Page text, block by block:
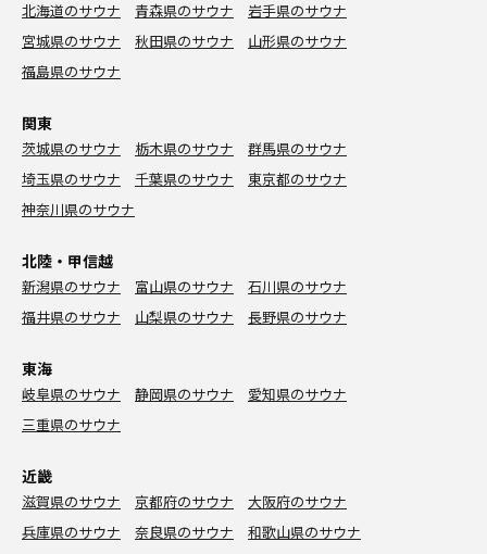
北海道のサウナ 青森県のサウナ
岩手県のサウナ
宮城県のサウナ
秋田県のサウナ
山形県のサウナ
福島県のサウナ
関東
茨城県のサウナ 栃木県のサウナ
群馬県のサウナ
埼玉県のサウナ
千葉県のサウナ
東京都のサウナ
神奈川県のサウナ
北陸・甲信越
新潟県のサウナ 富山県のサウナ
石川県のサウナ
福井県のサウナ
山梨県のサウナ 長野県のサウナ
東海
岐阜県のサウナ 静岡県のサウナ
愛知県のサウナ
三重県のサウナ
近畿
滋賀県のサウナ 京都府のサウナ
大阪府のサウナ
兵庫県のサウナ
奈良県のサウナ 和歌山県のサウナ